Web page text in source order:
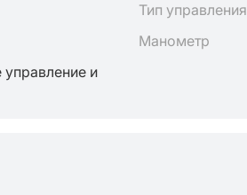
Тип управления
Манометр
и